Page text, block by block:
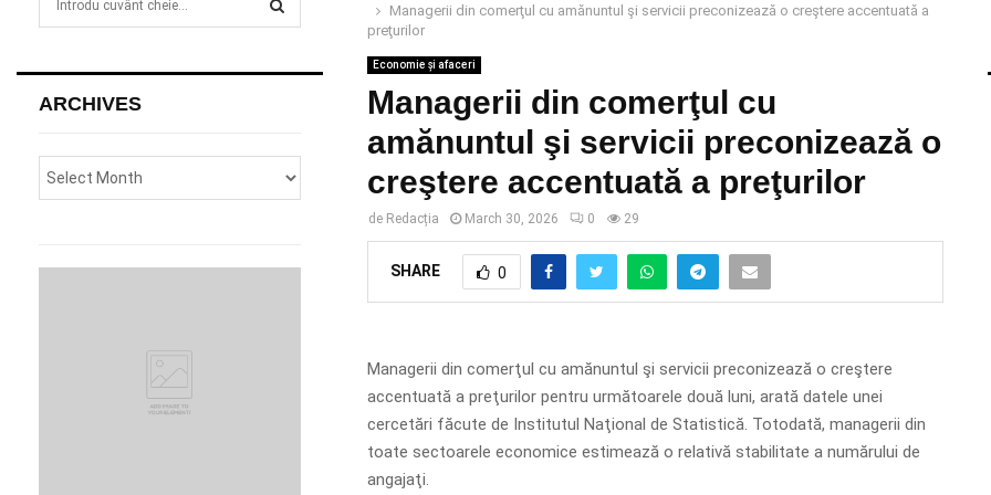
Managerii din comerţul cu amănuntul şi servicii preconizează o creştere accentuată a
preţurilor
Economie și afaceri
Managerii din comerţul cu
amănuntul şi servicii preconizează o
creştere accentuată a preţurilor
de Redacția March 30, 2026 0 29
SHARE 0
Managerii din comerţul cu amănuntul şi servicii preconizează o creştere
accentuată a preţurilor pentru următoarele două luni, arată datele unei
cercetări făcute de Institutul Naţional de Statistică. Totodată, managerii din
toate sectoarele economice estimează o relativă stabilitate a numărului de
angajaţi.
h
o
:
H
ARCHIVES